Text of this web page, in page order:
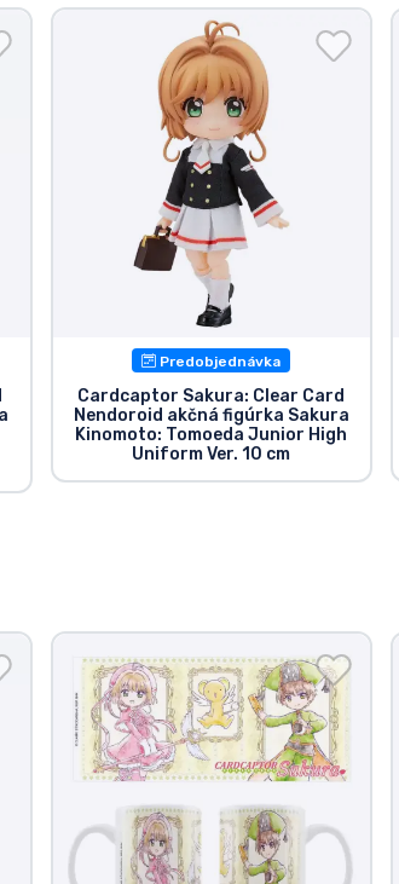
Predobjednávka
Cardcaptor Sakura: Clear Card
Nendoroid akčná figúrka Sakura
Kinomoto: Tomoeda Junior High
Uniform Ver. 10 cm